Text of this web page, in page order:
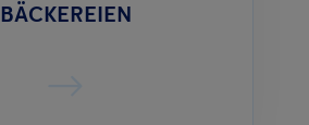
BÄCKEREIEN